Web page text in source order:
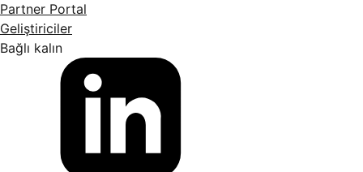
Partner Portal
Geliştiriciler
Bağlı kalın